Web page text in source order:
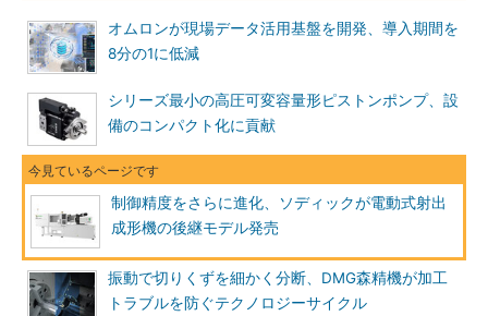
オムロンが現場データ活用基盤を開発、導入期間を
8分の1に低減
シリーズ最小の高圧可変容量形ピストンポンプ、設
備のコンパクト化に貢献
制御精度をさらに進化、ソディックが電動式射出
成形機の後継モデル発売
振動で切りくずを細かく分断、DMG森精機が加工
トラブルを防ぐテクノロジーサイクル